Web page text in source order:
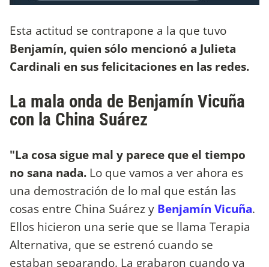
Esta actitud se contrapone a la que tuvo
Benjamín, quien sólo mencionó a Julieta
Cardinali en sus felicitaciones en las redes.
La mala onda de Benjamín Vicuña
con la China Suárez
"La cosa sigue mal y parece que el tiempo
no sana nada. Lo que vamos a ver ahora es
una demostración de lo mal que están las
cosas entre China Suárez y Benjamín Vicuña.
Ellos hicieron una serie que se llama Terapia
Alternativa, que se estrenó cuando se
estaban separando. La grabaron cuando ya